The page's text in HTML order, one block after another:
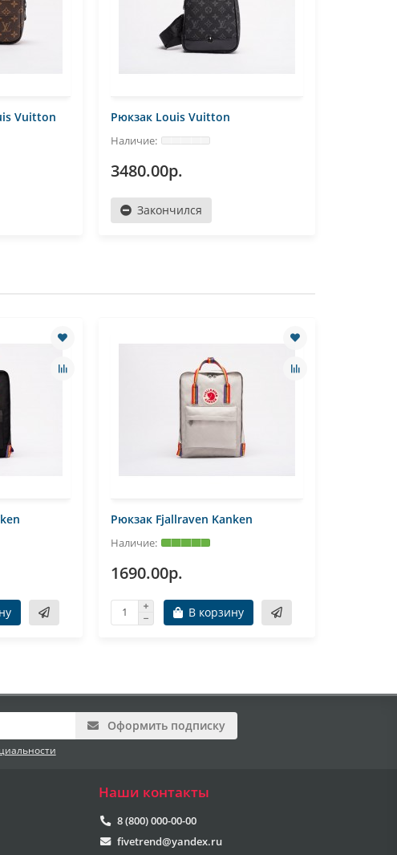
Vuitton Рюкзак Louis Vuitton
3480.00р.
Закончился
Рюкзак Fjallraven Kanken
1690.00р.
В корзину
Оформить подписку
Наши контакты
8 (800) 000-00-00
fivetrend@yandex.ru